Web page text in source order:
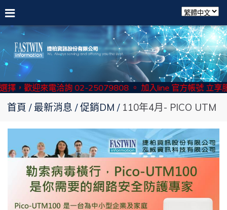
選擇，歡迎來電洽詢 02-25079808 。 加入line 官方帳號 立
首頁 最新消息 促銷DM 110年4月- PICO UTM